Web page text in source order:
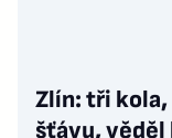
Zlín: tři kola,
šťávu, věděl